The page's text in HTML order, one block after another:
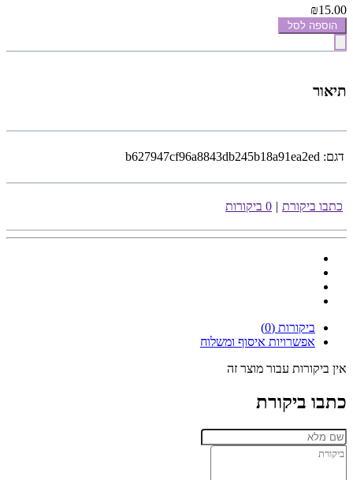
₪15.00
הוספה לסל
תיאור
דגם: b627947cf96a8843db245b18a91ea2ed
כתבו ביקורת | 0 ביקורות
ביקורות (0)
אפשרויות איסוף ומשלוח
אין ביקורות עבור מוצר זה
כתבו ביקורת